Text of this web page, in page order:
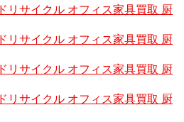
リサイクル オフィス家具買取 厨
リサイクル オフィス家具買取 厨
リサイクル オフィス家具買取 厨
リサイクル オフィス家具買取 厨